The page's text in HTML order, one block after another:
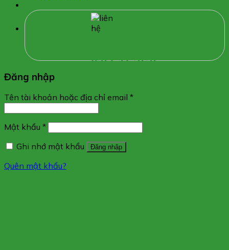
0327 17 3232
Đăng nhập
Tên tài khoản hoặc địa chỉ email *
Mật khẩu *
Ghi nhớ mật khẩu
Đăng nhập
Quên mật khẩu?